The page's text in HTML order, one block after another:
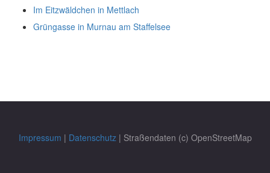
Im Eitzwäldchen in Mettlach
Grüngasse in Murnau am Staffelsee
Impressum | Datenschutz| Straßendaten (c) OpenStreetMap